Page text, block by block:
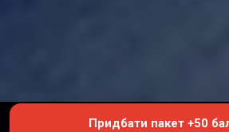
Придбати пакет +50